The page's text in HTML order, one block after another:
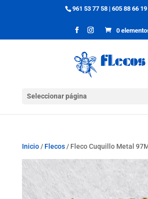
961 53 77 58 |605 88 66 19
0
Seleccionar página
Inicio/ Flecos/ Fleco Cuquillo Metal